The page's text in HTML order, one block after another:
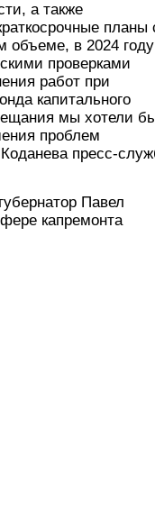
а также
планы
объеме, в 2024
проверками
работ при
капитального
мы хотели
проблем
пресс-
Павел
капремонта